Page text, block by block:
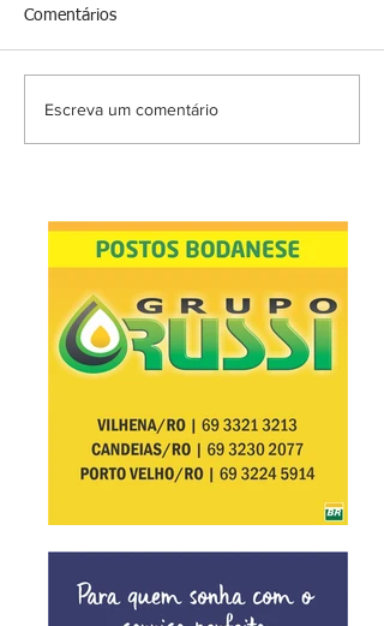
Comentários
Escreva um comentário